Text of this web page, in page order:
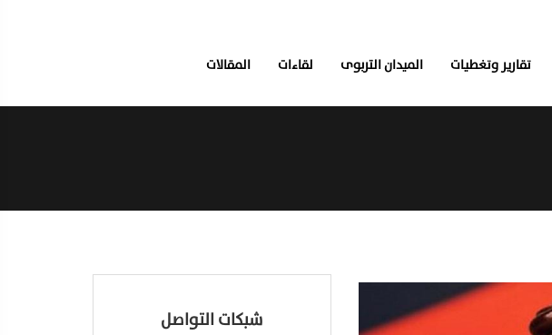
تقارير وتغطيات الميدان التربوى لقاءات المقالات
شبكات التواصل